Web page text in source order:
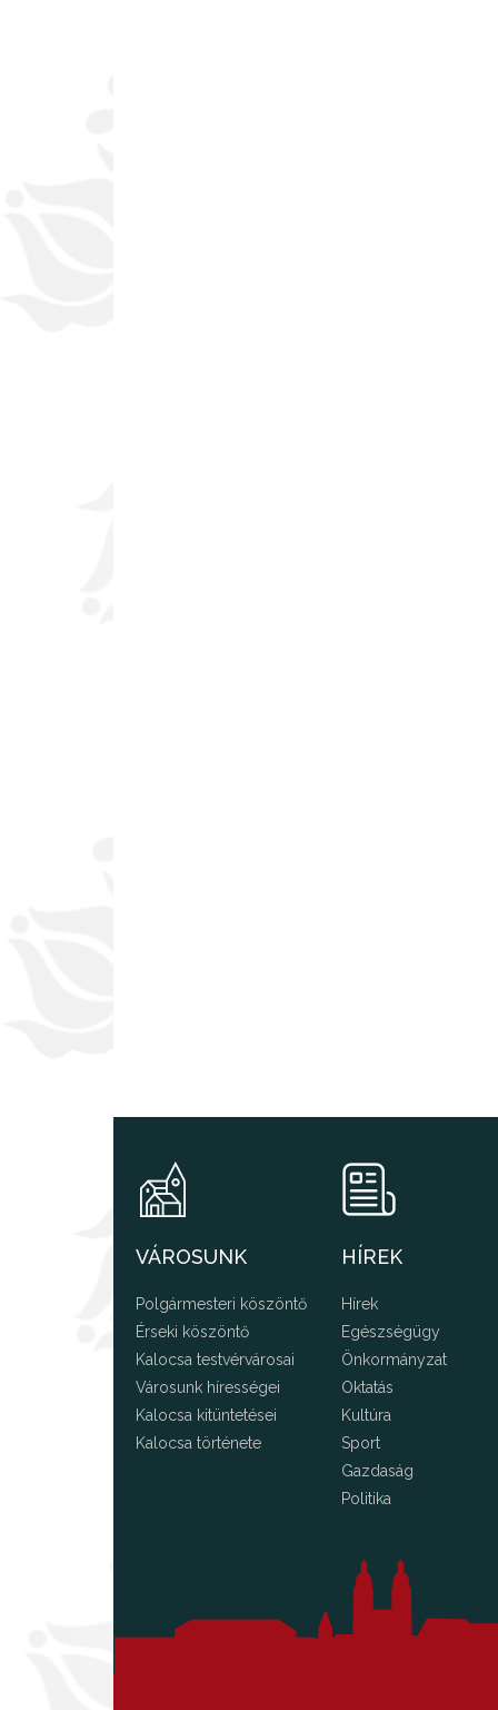
VÁROSUNK
Polgármesteri köszöntő
Érseki köszöntő
Kalocsa testvérvárosai
Városunk hírességei
Kalocsa kitüntetései
Kalocsa története
HÍREK
Hírek
Egészségügy
Önkormányzat
Oktatás
Kultúra
Sport
Gazdaság
Politika